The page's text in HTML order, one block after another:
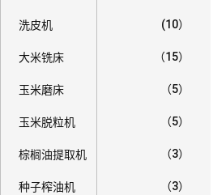
洗皮机 (10）
大米铣床 （15）
玉米磨床 （5）
玉米脱粒机 （5）
棕榈油提取机 （3）
种子榨油机 （3）